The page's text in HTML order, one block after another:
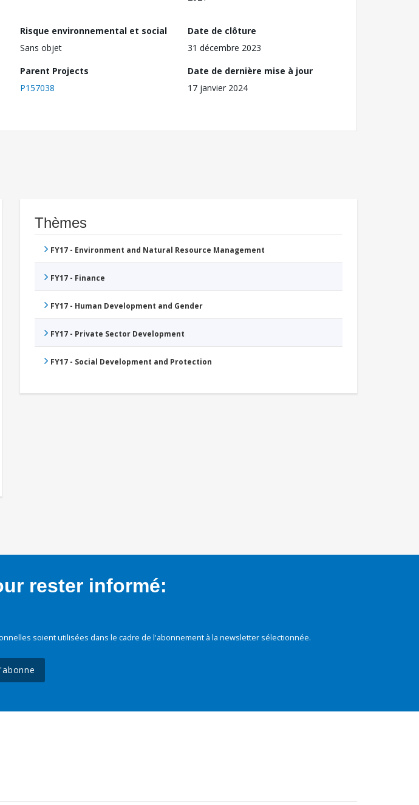
Risque environnemental et social
Sans objet
Date de clôture
31 décembre 2023
Parent Projects
P157038
Date de dernière mise à jour
17 janvier 2024
Thèmes
FY17 - Environment and Natural Resource Management
FY17 - Finance
FY17 - Human Development and Gender
FY17 - Private Sector Development
FY17 - Social Development and Protection
rester informé:
soient utilisées dans le cadre de l'abonnement à la newsletter sélectionnée.